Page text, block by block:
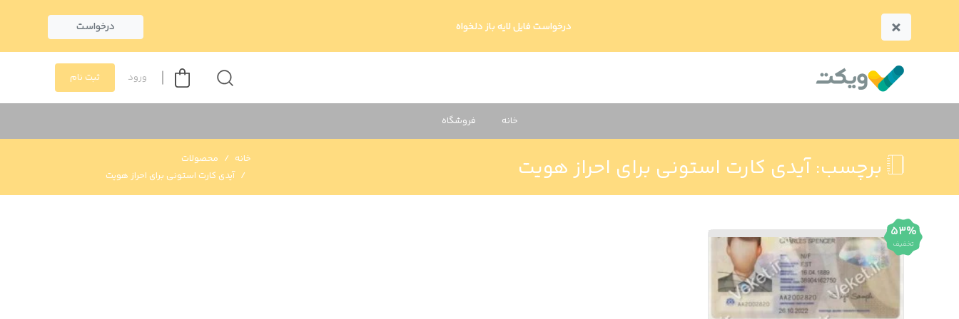
× درخواست فایل لایه باز دلخواه درخواست
ورود ثبت نام
خانه فروشگاه
برچسب:آیدی کارت استونی برای احراز هویت خانه
محصولات
آیدی کارت استونی برای احراز هویت
53%
تخفیف